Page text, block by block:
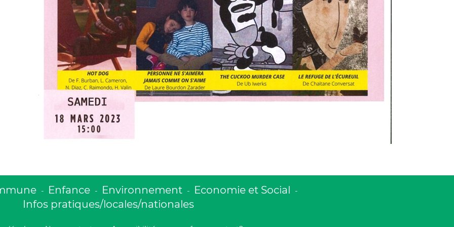
- Enfance - Environnement - Economie et Social -
Infos pratiques/locales/nationales